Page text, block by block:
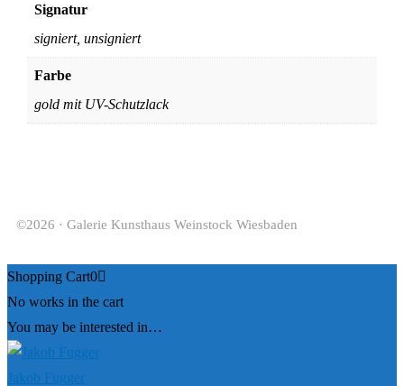
Signatur
signiert, unsigniert
Farbe
gold mit UV-Schutzlack
©2026 · Galerie Kunsthaus Weinstock Wiesbaden
Shopping Cart0
No works in the cart
You may be interested in…
Jakob Fugger